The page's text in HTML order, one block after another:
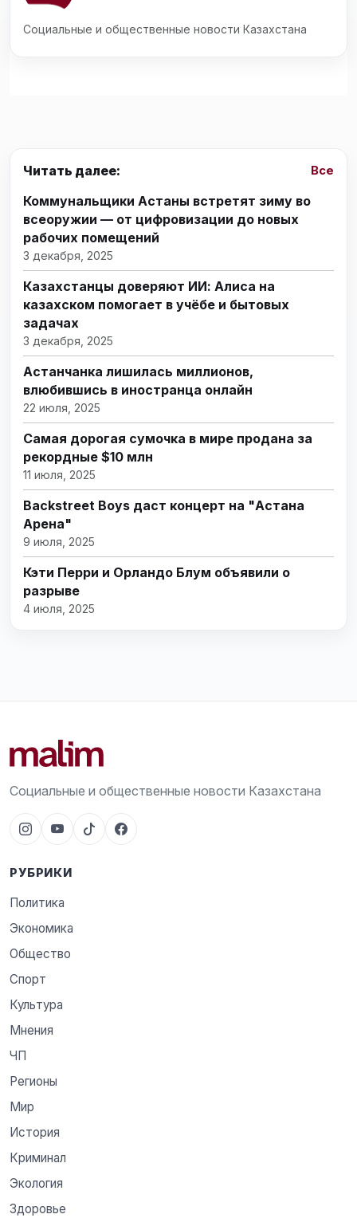
Социальные и общественные новости Казахстана
Читать далее: Все
Коммунальщики Астаны встретят зиму во
всеоружии — от цифровизации до новых
рабочих помещений
3 декабря, 2025
Казахстанцы доверяют ИИ: Алиса на
казахском помогает в учёбе и бытовых
задачах
3 декабря, 2025
Астанчанка лишилась миллионов,
влюбившись в иностранца онлайн
22 июля, 2025
Самая дорогая сумочка в мире продана за
рекордные $10 млн
11 июля, 2025
Backstreet Boys даст концерт на "Астана
Арена"
9 июля, 2025
Кэти Перри и Орландо Блум объявили о
разрыве
4 июля, 2025
Социальные и общественные новости Казахстана
РУБРИКИ
Политика
Экономика
Общество
Спорт
Культура
Мнения
ЧП
Регионы
Мир
История
Криминал
Экология
Здоровье